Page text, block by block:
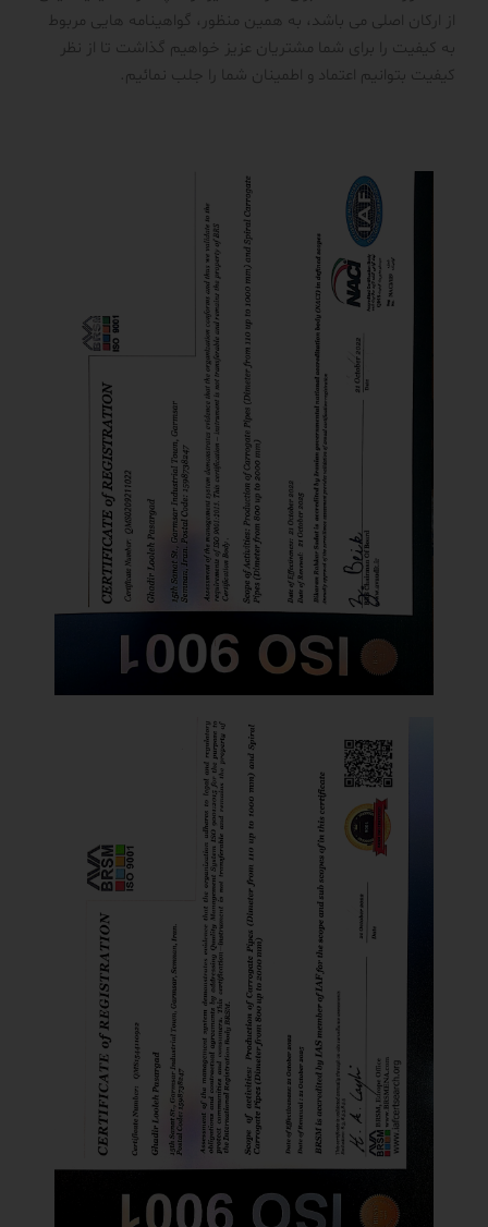
از ارکان اصلی می باشد، به همین منظور، گواهینامه هایی مربوط
به کیفیت را برای شما مشتریان عزیز خواهیم گذاشت تا از نظر
کیفیت بتوانیم اعتماد و اطمینان شما را جلب نمائیم.